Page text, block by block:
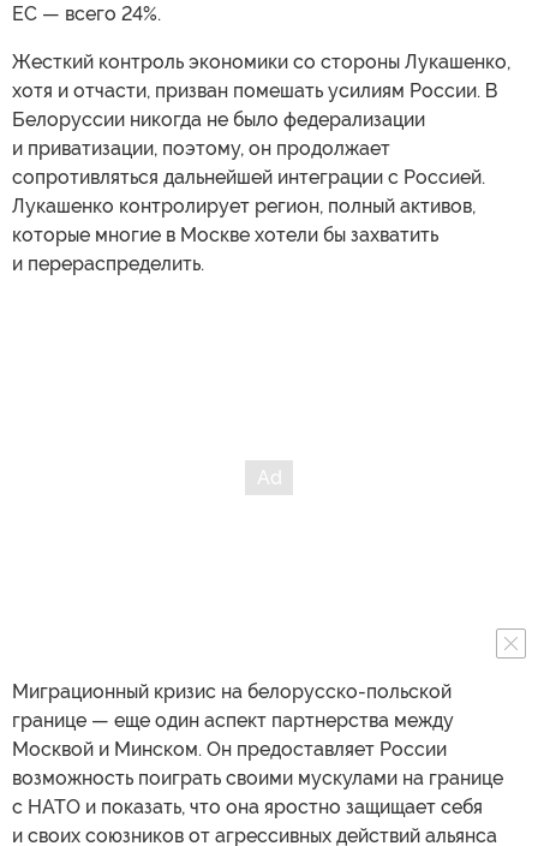
ЕС — всего 24%.
Жесткий контроль экономики со стороны Лукашенко,
хотя и отчасти, призван помешать усилиям России. В
Белоруссии никогда не было федерализации
и приватизации, поэтому, он продолжает
сопротивляться дальнейшей интеграции с Россией.
Лукашенко контролирует регион, полный активов,
которые многие в Москве хотели бы захватить
и перераспределить.
Миграционный кризис на белорусско-польской
границе — еще один аспект партнерства между
Москвой и Минском. Он предоставляет России
возможность поиграть своими мускулами на границе
с НАТО и показать, что она яростно защищает себя
и своих союзников от агрессивных действий альянса